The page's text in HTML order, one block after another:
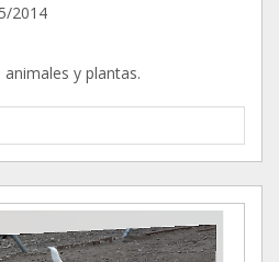
2014
y plantas.